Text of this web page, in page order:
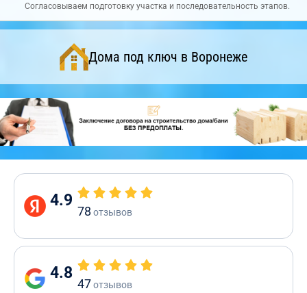
Согласовываем подготовку участка и последовательность этапов.
Дома под ключ в Воронеже
4.9
78 отзывов
4.8
47отзывов